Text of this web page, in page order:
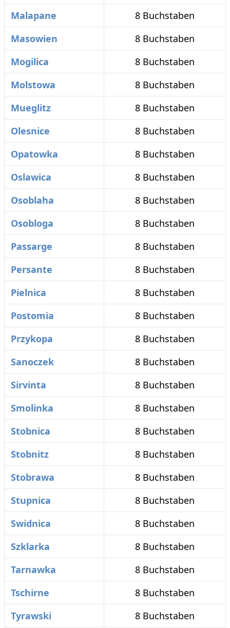
Malapane
8 Buchstaben
Masowien
8 Buchstaben
Mogilica
8 Buchstaben
Molstowa
8 Buchstaben
Mueglitz
8 Buchstaben
Olesnice
8 Buchstaben
Opatowka
8 Buchstaben
Oslawica
8 Buchstaben
Osoblaha
8 Buchstaben
Osobloga
8 Buchstaben
Passarge
8 Buchstaben
Persante
8 Buchstaben
Pielnica
8 Buchstaben
Postomia
8 Buchstaben
Przykopa
8 Buchstaben
Sanoczek
8 Buchstaben
Sirvinta
8 Buchstaben
Smolinka
8 Buchstaben
Stobnica
8 Buchstaben
Stobnitz
8 Buchstaben
Stobrawa
8 Buchstaben
Stupnica
8 Buchstaben
Swidnica
8 Buchstaben
Szklarka
8 Buchstaben
Tarnawka
8 Buchstaben
Tschirne
8 Buchstaben
Tyrawski
8 Buchstaben